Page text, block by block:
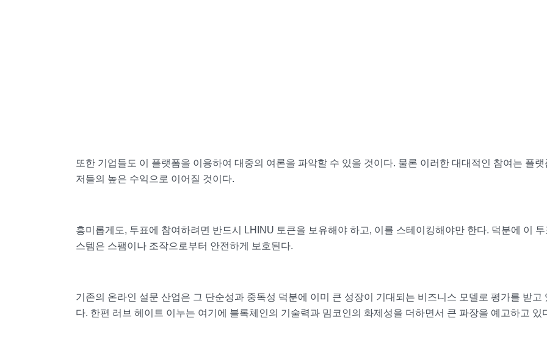
또한 기업들도 이 플랫폼을 이용하여 대중의 여론을 파악할 수 있을 것이다. 물론 이러한 대대적인 참여는 플랫
저들의 높은 수익으로 이어질 것이다.
흥미롭게도, 투표에 참여하려면 반드시 LHINU 토큰을 보유해야 하고, 이를 스테이킹해야만 한다. 덕분에 이 투
스템은 스팸이나 조작으로부터 안전하게 보호된다.
기존의 온라인 설문 산업은 그 단순성과 중독성 덕분에 이미 큰 성장이 기대되는 비즈니스 모델로 평가를 받고
다. 한편 러브 헤이트 이누는 여기에 블록체인의 기술력과 밈코인의 화제성을 더하면서 큰 파장을 예고하고 있